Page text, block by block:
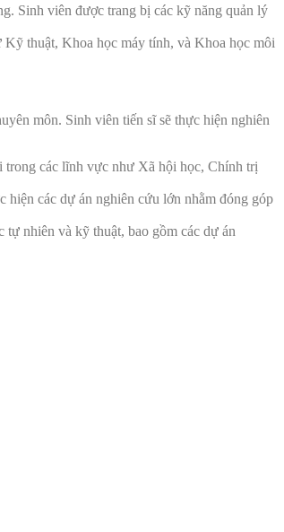
Sinh viên được trang bị các kỹ năng quản lý
thuật, Khoa học máy tính, và Khoa học môi
môn. Sinh viên tiến sĩ sẽ thực hiện nghiên
trong các lĩnh vực như Xã hội học, Chính trị
hiện các dự án nghiên cứu lớn nhằm đóng góp
nhiên và kỹ thuật, bao gồm các dự án